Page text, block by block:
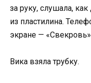
за руку, слушала,
из пластилина.
экране —
Вика взяла трубку.